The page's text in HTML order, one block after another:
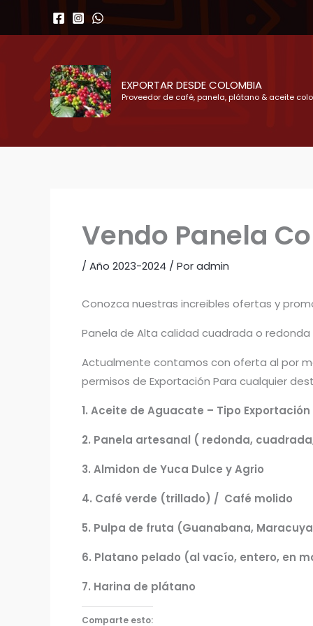
EXPORTAR DESDE COLOMBIA
Proveedor de café, panela, plátano & aceite
Vendo Panela
/ Año 2023-2024 / Poradmin
Conozca nuestras increibles ofertas y
Panela de Alta calidad cuadrada o
Actualmente contamos con oferta al por
permisos de Exportación Para cualquier
1. Aceite de Aguacate – Tipo Exportación
2. Panela artesanal ( redonda,
3. Almidon de Yuca Dulce y Agrio
4. Café verde (trillado) / Café molido
5. Pulpa de fruta (Guanabana,
6. Platano pelado (al vacío, entero, en
7. Harina de plátano
Comparte esto: